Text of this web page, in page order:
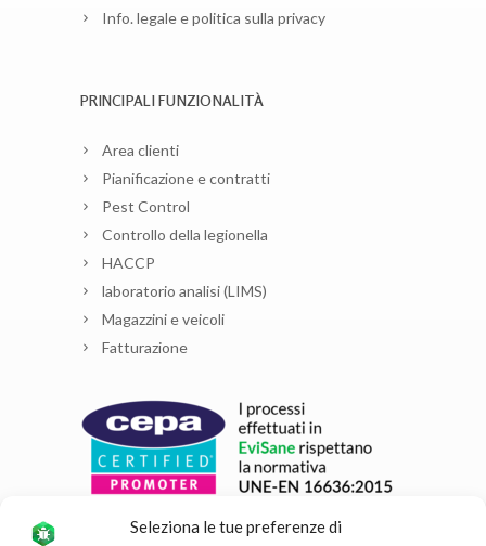
Seleziona le tue preferenze di
Info. legale e politica sulla privacy
PRINCIPALI FUNZIONALITÀ
Area clienti
Pianificazione e contratti
Pest Control
Controllo della legionella
HACCP
laboratorio analisi (LIMS)
Magazzini e veicoli
Fatturazione